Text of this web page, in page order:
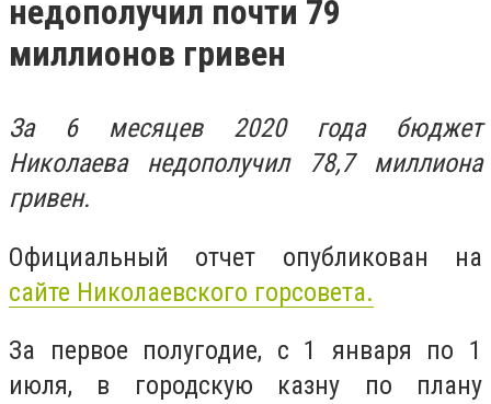
недополучил почти 79
миллионов гривен
За 6 месяцев 2020 года бюджет
Николаева недополучил 78,7 миллиона
гривен.
Официальный отчет опубликован на
сайте Николаевского горсовета.
За первое полугодие, с 1 января по 1
июля, в городскую казну по плану